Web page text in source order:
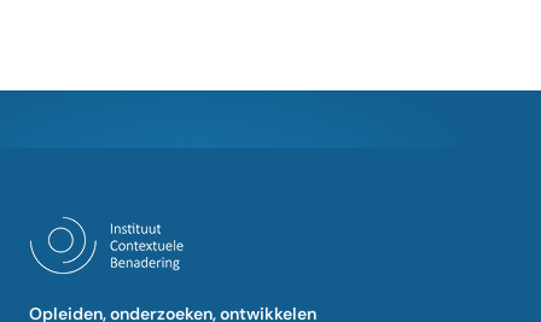
Opleiden, onderzoeken, ontwikkelen